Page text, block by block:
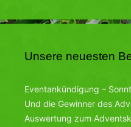
Unsere neuesten
Eventankündigung –
Und die Gewinner des
Auswertung zum